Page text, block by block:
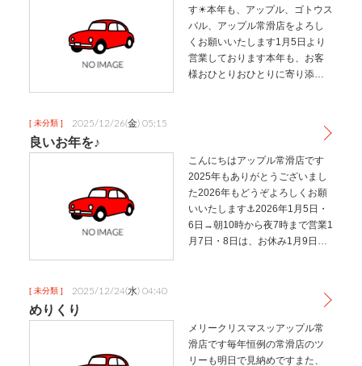
す☀本年も、アップル、ゴトウス
バル、アップル常滑店をよろし
くお願いいたします1月5日より
営業しております本年も、お客
様おひとりおひとりに寄り添え
[ 未分類 ] 2025/12/26(金) 05:15
良いお年を♪
こんにちはアップル常滑店です
2025年もありがとうございまし
た2026年もどうぞよろしくお願
いいたします⚓2026年1月5日・
6日→朝10時から夜7時まで営業1
月7日・8日は、お休み1月9日よ
[ 未分類 ] 2025/12/24(水) 04:40
めりくり
メリークリスマスッアップル常
滑店です毎年恒例の常滑店のツ
リーも明日で見納めですまた、